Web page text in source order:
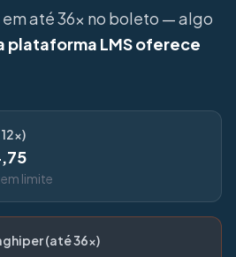
em até 36x no boleto — algo
plataforma LMS oferece
limite
(até 36x)